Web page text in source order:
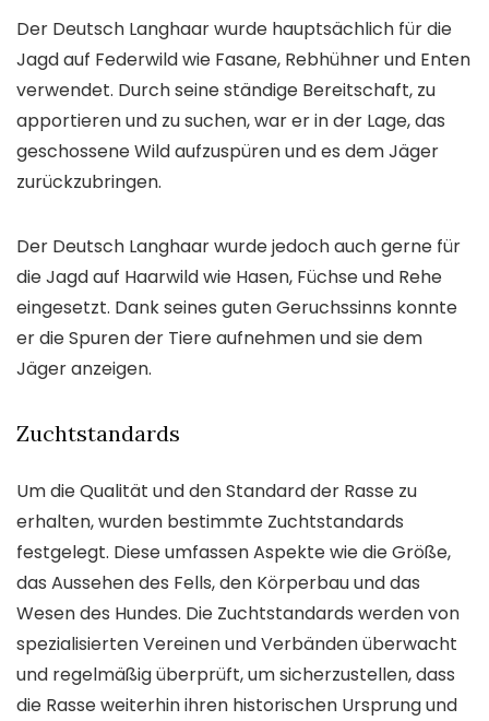
Der Deutsch Langhaar wurde hauptsächlich für die
Jagd auf Federwild wie Fasane, Rebhühner und Enten
verwendet. Durch seine ständige Bereitschaft, zu
apportieren und zu suchen, war er in der Lage, das
geschossene Wild aufzuspüren und es dem Jäger
zurückzubringen.
Der Deutsch Langhaar wurde jedoch auch gerne für
die Jagd auf Haarwild wie Hasen, Füchse und Rehe
eingesetzt. Dank seines guten Geruchssinns konnte
er die Spuren der Tiere aufnehmen und sie dem
Jäger anzeigen.
Zuchtstandards
Um die Qualität und den Standard der Rasse zu
erhalten, wurden bestimmte Zuchtstandards
festgelegt. Diese umfassen Aspekte wie die Größe,
das Aussehen des Fells, den Körperbau und das
Wesen des Hundes. Die Zuchtstandards werden von
spezialisierten Vereinen und Verbänden überwacht
und regelmäßig überprüft, um sicherzustellen, dass
die Rasse weiterhin ihren historischen Ursprung und